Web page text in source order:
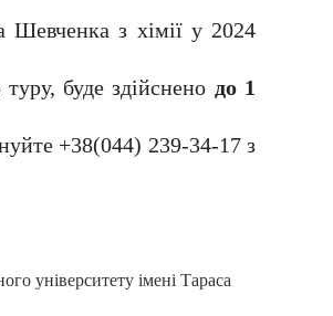
Шевченка з хімії у 2024
буде здійснено до 1
+38(044) 239-34-17 з
університету імені Тараса